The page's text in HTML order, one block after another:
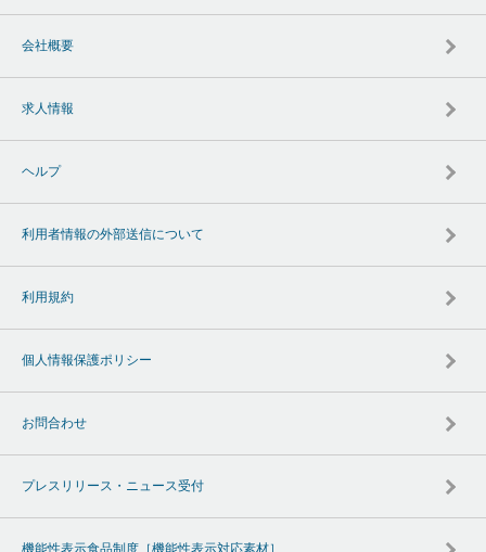
会社概要
求人情報
ヘルプ
利用者情報の外部送信について
利用規約
個人情報保護ポリシー
お問合わせ
プレスリリース・ニュース受付